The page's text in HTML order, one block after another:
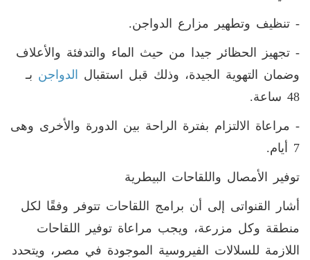
- تنظيف وتطهير مزارع الدواجن.
- تجهيز الحظائر جيدا من حيث الماء والتدفئة والأعلاف
وضمان التهوية الجيدة، وذلك قبل استقبال الدواجن بـ
48 ساعة.
- مراعاة الالتزام بفترة الراحة بين الدورة والأخرى وهى
7 أيام.
توفير الأمصال واللقاحات البيطرية
أشار القنواتى إلى أن برامج اللقاحات تتوفر وفقًا لكل
منطقة وكل مزرعة، ويجب مراعاة توفير اللقاحات
اللازمة للسلالات الفيروسية الموجودة في مصر، ويتحدد